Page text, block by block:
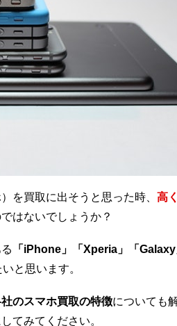
を買取に出そうと思った時、 高
はないでしょうか？
「iPhone」「Xperia」「
と思います。
のスマホ買取の特徴についても
てみてください。